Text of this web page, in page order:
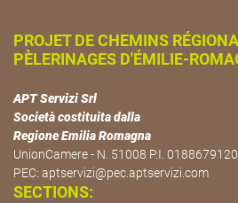
PROJET DE CHEMINS
PÈLERINAGES D'ÉMILIE-
APT Servizi Srl
Società costituita dalla
Regione Emilia Romagna
UnionCamere - N. 51008 P.I.
PEC: aptservizi@pec.aptservizi.com
SECTIONS: